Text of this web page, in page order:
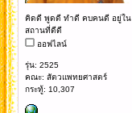
คิดดี พูดดี ทำดี คบคนดี อยู่ใน
สถานที่ดีดี
ออฟไลน์
รุ่น: 2525
คณะ: สัตวแพทยศาสตร์
กระทู้: 10,307